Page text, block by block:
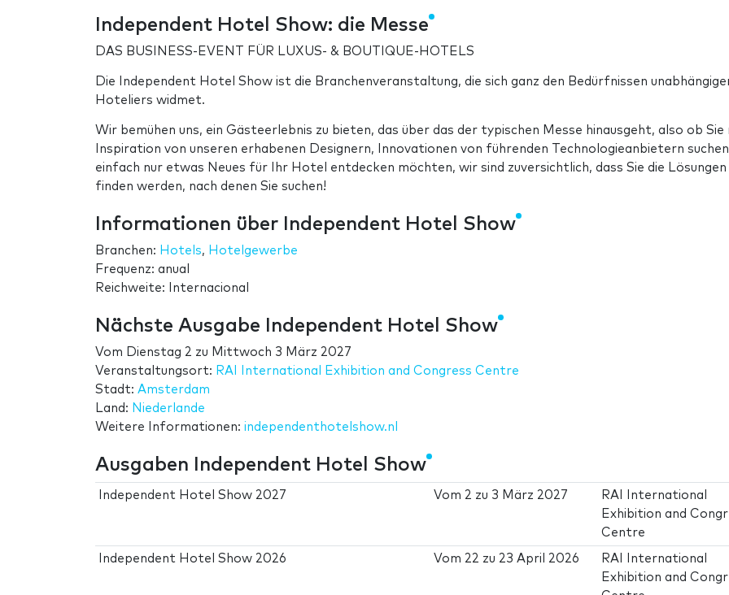
Independent Hotel Show: die Messe
DAS BUSINESS-EVENT FÜR LUXUS- & BOUTIQUE-HOTELS
Die Independent Hotel Show ist die Branchenveranstaltung, die sich ganz den Bedürfnissen
Hoteliers widmet.
Wir bemühen uns, ein Gästeerlebnis zu bieten, das über das der typischen Messe hinausgeht, also ob Sie
Inspiration von unseren erhabenen Designern, Innovationen von führenden Technologieanbietern
einfach nur etwas Neues für Ihr Hotel entdecken möchten, wir sind zuversichtlich, dass Sie die Lösungen
finden werden, nach denen Sie suchen!
Informationen über Independent Hotel Show
Branchen: Hotels, Hotelgewerbe
Frequenz: anual
Reichweite: Internacional
Nächste Ausgabe Independent Hotel Show
Vom Dienstag 2 zu Mittwoch 3 März 2027
Veranstaltungsort: RAI International Exhibition and Congress Centre
Stadt: Amsterdam
Land: Niederlande
Weitere Informationen: independenthotelshow.nl
Ausgaben Independent Hotel Show
Independent Hotel Show 2027 Vom 2 zu 3 März 2027
RAI International
Exhibition and
Centre
Independent Hotel Show 2026 Vom 22 zu 23 April 2026
RAI International
Exhibition and